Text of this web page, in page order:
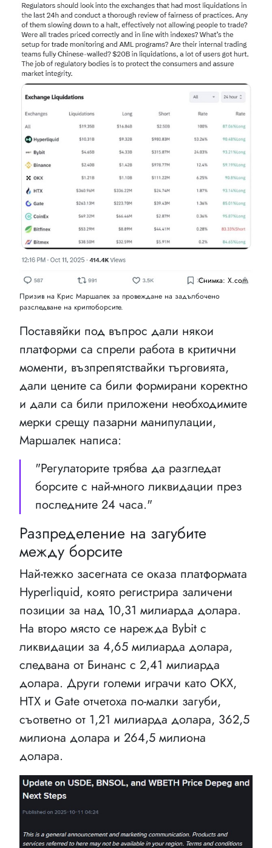
Снимка: X.com
Призив на Крис Маршалек за провеждане на задълбочено
разследване на криптоборсите.
Поставяйки под въпрос дали някои
платформи са спрели работа в критични
моменти, възпрепятствайки търговията,
дали цените са били формирани коректно
и дали са били приложени необходимите
мерки срещу пазарни манипулации,
Маршалек написа:
"Регулаторите трябва да разгледат
борсите с най-много ликвидации през
последните 24 часа."
Разпределение на загубите
между борсите
Най-тежко засегната се оказа платформата
Hyperliquid, която регистрира заличени
позиции за над 10,31 милиарда долара.
На второ място се нарежда Bybit с
ликвидации за 4,65 милиарда долара,
следвана от Бинанс с 2,41 милиарда
долара. Други големи играчи като OKX,
HTX и Gate отчетоха по-малки загуби,
съответно от 1,21 милиарда долара, 362,5
милиона долара и 264,5 милиона
долара.